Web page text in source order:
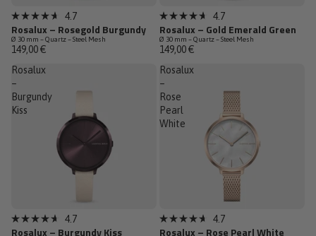
Dernières pièces
4.7
sur
5
étoiles
4.7
Rosalux – Rosegold Burgundy
Ø 30 mm – Quartz – Steel Mesh
149,00 €
4.7
sur
5
étoiles
4.7
Rosalux – Gold Emerald Green
Ø 30 mm – Quartz – Steel Mesh
149,00 €
Rosalux
–
Burgundy
Kiss
Dernières pièces
Noté
4.7
Rosalux – Burgundy Kiss
Rosalux
–
Rose
Pearl
White
Dernières pièces
Noté
4.7
Rosalux – Rose Pearl White